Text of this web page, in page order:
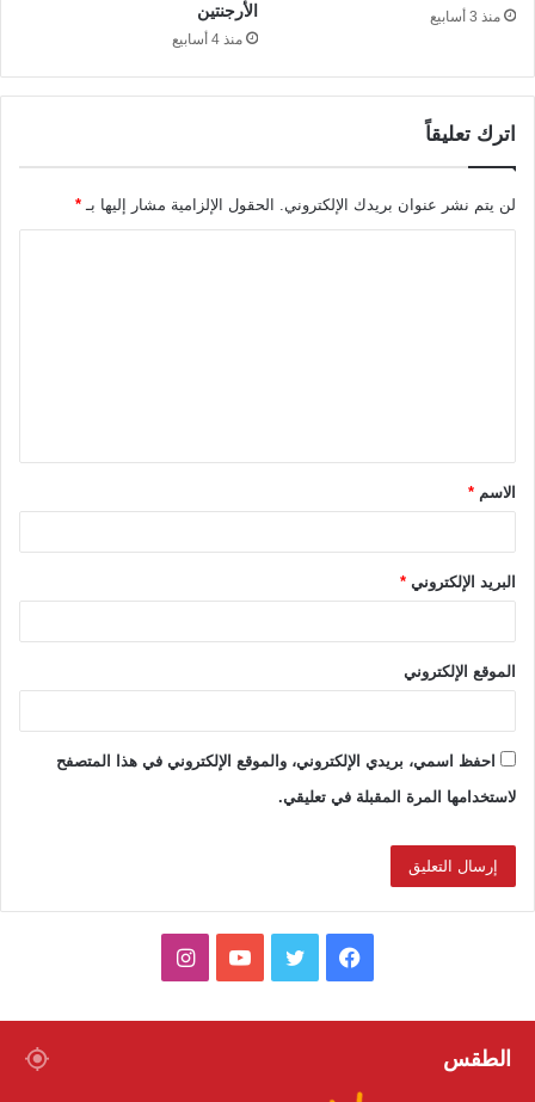
منذ 3 أسابيع
الأرجنتين
منذ 4 أسابيع
اترك تعليقاً
لن يتم نشر عنوان بريدك الإلكتروني. الحقول الإلزامية مشار إليها بـ *
ق
*الاسم *
البريد الإلكتروني *
الموقع الإلكتروني
احفظ اسمي، بريدي الإلكتروني، والموقع الإلكتروني في هذا المتصفح
لاستخدامها المرة المقبلة في تعليقي.
الطقس